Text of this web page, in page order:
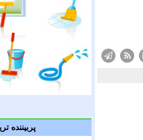
پربیننده